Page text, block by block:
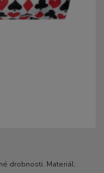
drobnosti. Materiál: